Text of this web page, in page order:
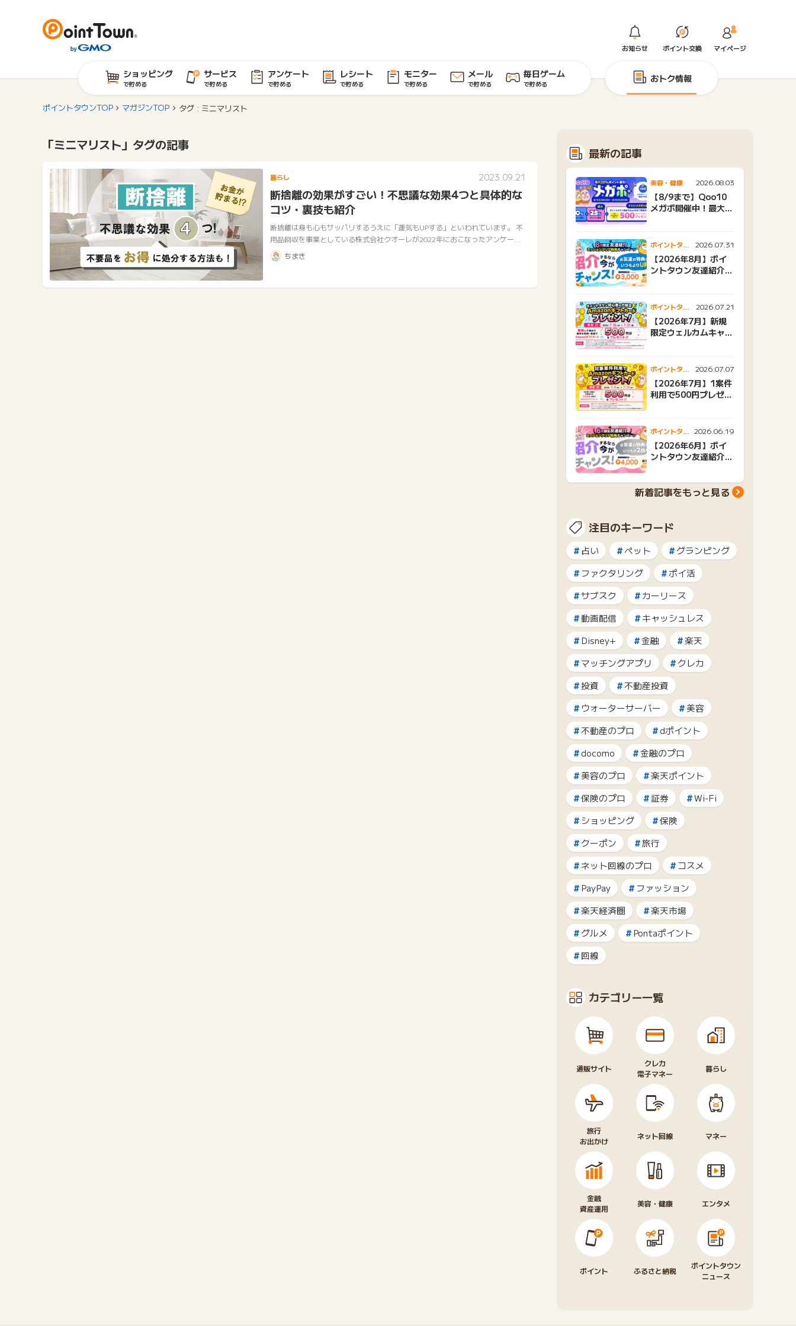
お知らせ ポイント交換 マイページ
ショッピング
で貯める
サービス
で貯める
アンケート
で貯める
レシート
で貯める
モニター
で貯める
メール
で貯める
毎日ゲーム
で貯める おトク情報
ポイントタウンTOP マガジンTOP タグ : ミニマリスト
「ミニマリスト」タグの記事
暮らし 2023.09.21
断捨離の効果がすごい！不思議な効果4つと具体的な
コツ・裏技も紹介
断捨離は身も心もサッパリするうえに「運気もUPする」といわれています。 不
用品回収を事業としている株式会社クオーレが2022年におこなったアンケート
調査でも、断捨離した200人のうち96%の方が「後悔していない」と前向き…
ちまき
最新の記事
美容・健康 2026.08.03
【8/9まで】Qoo10
メガポ開催中！最大
ポイントタウ
ンニュース
2026.07.31
【2026年8月】ポイ
ントタウン友達紹介キ
ポイントタウ
ンニュース
2026.07.21
【2026年7月】新規
限定ウェルカムキャン
ポイントタウ
ンニュース
2026.07.07
【2026年7月】1案件
利用で500円プレゼン
ポイントタウ
ンニュース
2026.06.19
【2026年6月】ポイ
ントタウン友達紹介キ
新着記事をもっと見る
注目のキーワード
占い ペット
グランピング
ファクタリング
ポイ活
サブスク
カーリース
動画配信
キャッシュレス
Disney+
金融
楽天
マッチングアプリ
クレカ
投資
不動産投資
ウォーターサーバー
美容
不動産のプロ
dポイント
docomo
金融のプロ
美容のプロ
楽天ポイント
保険のプロ
証券
Wi-Fi
ショッピング
保険
クーポン
旅行
ネット回線のプロ
コスメ
PayPay
ファッション
楽天経済圏
楽天市場
グルメ
Pontaポイント
回線
カテゴリー一覧
通販サイト
クレカ
電子マネー
暮らし
旅行
お出かけ
ネット回線 マネー
金融
資産運用
美容・健康 エンタメ
ポイント ふるさと納税
ポイントタウン
ニュース